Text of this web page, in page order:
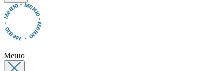
Меню